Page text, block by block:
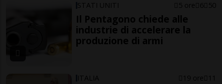
STATI UNITI 5 ore 6 50
Il Pentagono chiede alle
industrie di accelerare la
produzione di armi
ITALIA 19 ore 11